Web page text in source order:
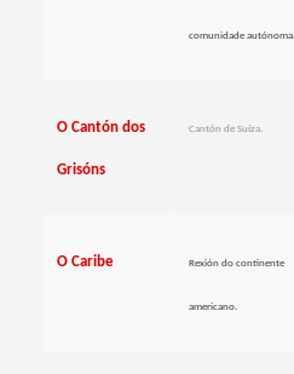
comunidade autónoma.
O Cantón dos
Grisóns
Cantón de Suíza.
O Caribe Rexión do continente
americano.